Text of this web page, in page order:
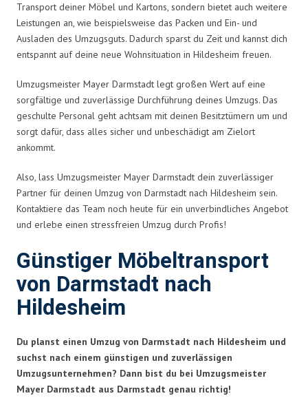
Transport deiner Möbel und Kartons, sondern bietet auch weitere
Leistungen an, wie beispielsweise das Packen und Ein- und
Ausladen des Umzugsguts. Dadurch sparst du Zeit und kannst dich
entspannt auf deine neue Wohnsituation in Hildesheim freuen.
Umzugsmeister Mayer Darmstadt legt großen Wert auf eine
sorgfältige und zuverlässige Durchführung deines Umzugs. Das
geschulte Personal geht achtsam mit deinen Besitztümern um und
sorgt dafür, dass alles sicher und unbeschädigt am Zielort
ankommt.
Also, lass Umzugsmeister Mayer Darmstadt dein zuverlässiger
Partner für deinen Umzug von Darmstadt nach Hildesheim sein.
Kontaktiere das Team noch heute für ein unverbindliches Angebot
und erlebe einen stressfreien Umzug durch Profis!
Günstiger Möbeltransport
von Darmstadt nach
Hildesheim
Du planst einen Umzug von Darmstadt nach Hildesheim und
suchst nach einem günstigen und zuverlässigen
Umzugsunternehmen? Dann bist du bei Umzugsmeister
Mayer Darmstadt aus Darmstadt genau richtig!